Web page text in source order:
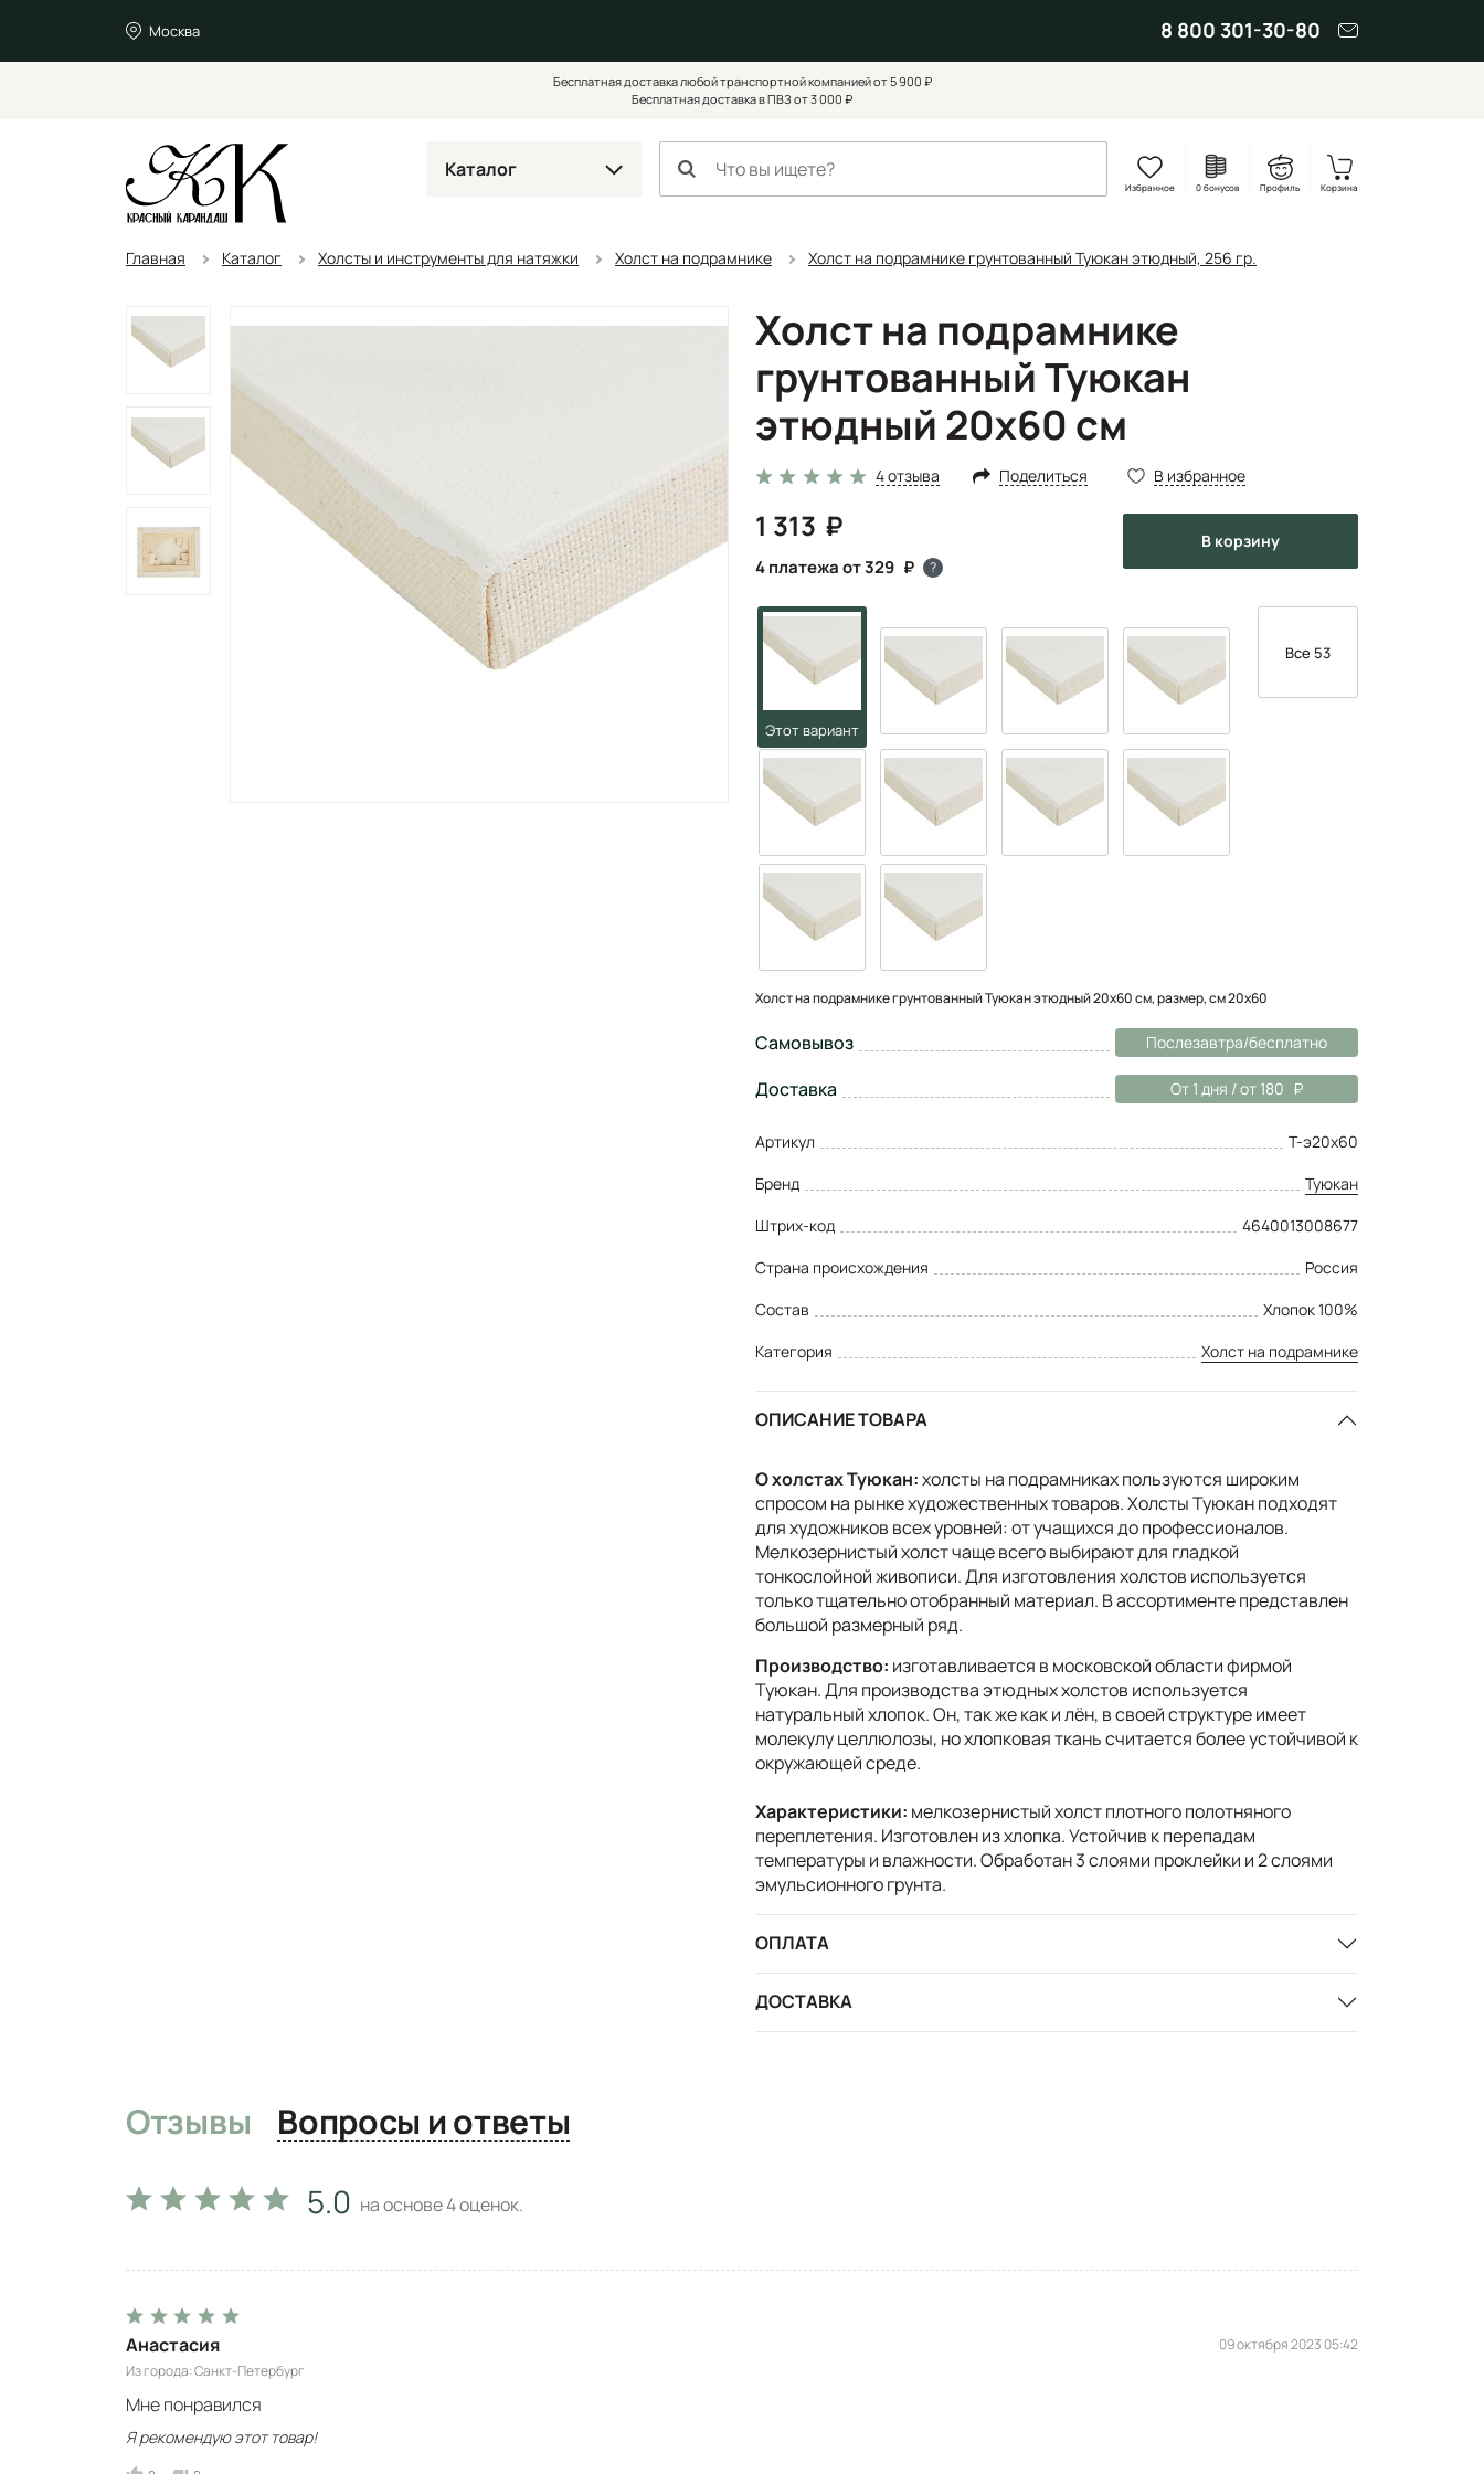
Москва 8 800 301-30-80
Бесплатная доставка любой транспортной компанией от 5 900 ₽
Бесплатная доставка в ПВЗ от 3 000 ₽
Каталог
Избранное 0 бонусов Профиль Корзина
Главная Каталог Холсты и инструменты для натяжки Холст на подрамнике Холст на подрамнике грунтованный Туюкан этюдный, 256 гр.
Холст на подрамнике
грунтованный Туюкан
этюдный 20x60 см
4 отзыва Поделиться В избранное
1 313
4 платежа от 329 ?
в корзину
Все 53
Холст на подрамнике грунтованный Туюкан этюдный 20x60 см, размер, см 20x60
Самовывоз Послезавтра/бесплатно
Доставка От 1 дня / от 180
Артикул
Т-э20х60
Бренд
Туюкан
Штрих-код
4640013008677
Страна происхождения
Россия
Состав
Хлопок 100%
Категория
Холст на подрамнике
ОПИСАНИЕ ТОВАРА
О холстах Туюкан:холсты на подрамниках пользуются широким
спросом на рынке художественных товаров. Холсты Туюкан подходят
для художников всех уровней: от учащихся до профессионалов.
Мелкозернистый холст чаще всего выбирают для гладкой
тонкослойной живописи. Для изготовления холстов используется
только тщательно отобранный материал. В ассортименте представлен
большой размерный ряд.
Производство: изготавливается в московской области фирмой
Туюкан. Для производства этюдных холстов используется
натуральный хлопок. Он, так же как и лён, в своей структуре имеет
молекулу целлюлозы, но хлопковая ткань считается более устойчивой к
окружающей среде.
Характеристики: мелкозернистый холст плотного полотняного
переплетения. Изготовлен из хлопка. Устойчив к перепадам
температуры и влажности. Обработан 3 слоями проклейки и 2 слоями
эмульсионного грунта.
ОПЛАТА
ДОСТАВКА
Отзывы Вопросы и ответы
5.0 на основе4оценок.
Анастасия
Из города Санкт-Петербург
09 октября 2023 05:42
Мне понравился
Я рекомендую этот товар!